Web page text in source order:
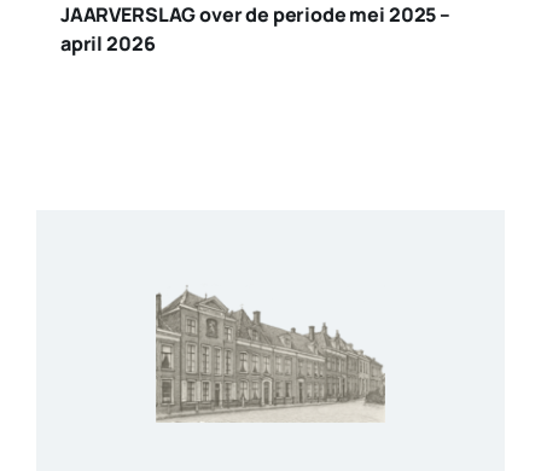
JAARVERSLAG over de periode mei 2025 –
april 2026